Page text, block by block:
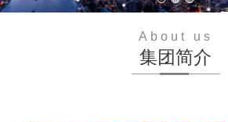
About us
集团简介